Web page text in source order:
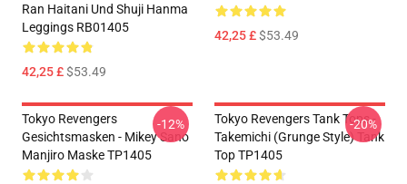
Ran Haitani Und Shuji Hanma
Leggings RB01405
42,25 £$53.49
42,25 £$53.49
Tokyo Revengers
Gesichtsmasken - Mikey Sano
Manjiro Maske TP1405
-12%
Tokyo Revengers Tank Tops -
Takemichi (Grunge Style) Tank
Top TP1405
-20%